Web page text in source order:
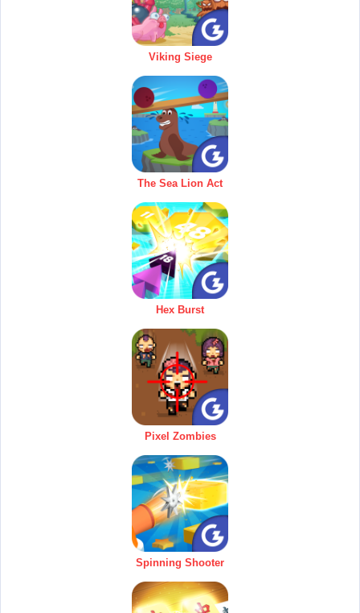
Viking Siege
The Sea Lion Act
Hex Burst
Pixel Zombies
Spinning Shooter